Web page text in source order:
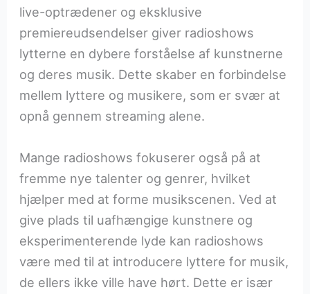
live-optrædener og eksklusive
premiereudsendelser giver radioshows
lytterne en dybere forståelse af kunstnerne
og deres musik. Dette skaber en forbindelse
mellem lyttere og musikere, som er svær at
opnå gennem streaming alene.
Mange radioshows fokuserer også på at
fremme nye talenter og genrer, hvilket
hjælper med at forme musikscenen. Ved at
give plads til uafhængige kunstnere og
eksperimenterende lyde kan radioshows
være med til at introducere lyttere for musik,
de ellers ikke ville have hørt. Dette er især